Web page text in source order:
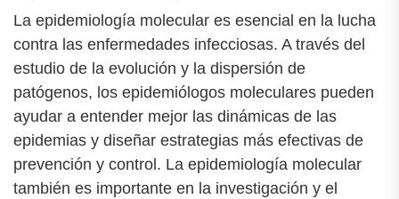
La epidemiología molecular es esencial en la lucha
contra las enfermedades infecciosas. A través del
estudio de la evolución y la dispersión de
patógenos, los epidemiólogos moleculares pueden
ayudar a entender mejor las dinámicas de las
epidemias y diseñar estrategias más efectivas de
prevención y control. La epidemiología molecular
también es importante en la investigación y el